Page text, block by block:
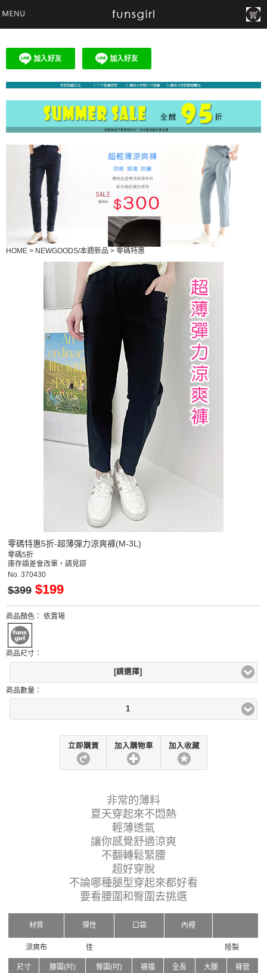
HOME > NEWGOODS/本週新品 > 零碼特惠
零碼特惠5折-超薄彈力涼爽褲(M-3L)
零碼5折
庫存誤差會改單，請見諒
No. 370430
$399 $199
商品顏色： 依賣場
商品尺寸：
[請選擇]
商品數量：
1
立即購買 加入購物車 加入收藏
非常的薄料
夏天穿起來不悶熱
輕薄透氣
讓你感覺舒適涼爽
不翻轉鬆緊腰
超好穿脫
不論哪種腿型穿起來都好看
要看腰圍和臀圍去挑選
材質 彈性 口袋 內裡
涼爽布 佳 陸製
尺寸 腰圍(吋) 臀圍(吋) 褲擋 全長 大腿 褲管